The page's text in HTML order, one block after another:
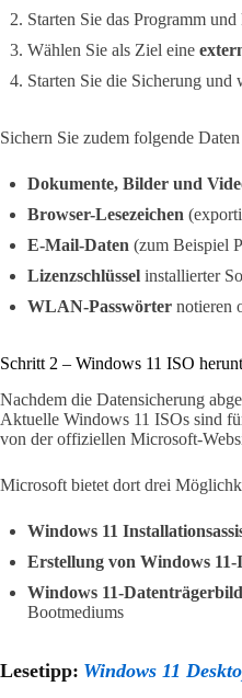
Starten Sie das Programm
Wählen Sie als Ziel eine
Starten Sie die Sicherung und
Sichern Sie zudem folgende
Dokumente, Bilder und
Browser-Lesezeichen
E-Mail-Daten (zum Beispiel
Lizenzschlüssel installierter
WLAN-Passwörter notieren
Schritt 2 – Windows 11 ISO
Nachdem die Datensicherung
Aktuelle Windows 11 ISOs sind
von der offiziellen Microsoft-
Microsoft bietet dort drei
Windows 11
Erstellung von Windows
Windows 11-
Bootmediums
Lesetipp: Windows 11